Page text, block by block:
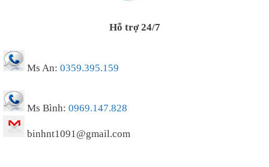
Hỗ trợ 24/7
Ms An: 0359.395.159
Ms Bình: 0969.147.828
binhnt1091@gmail.com